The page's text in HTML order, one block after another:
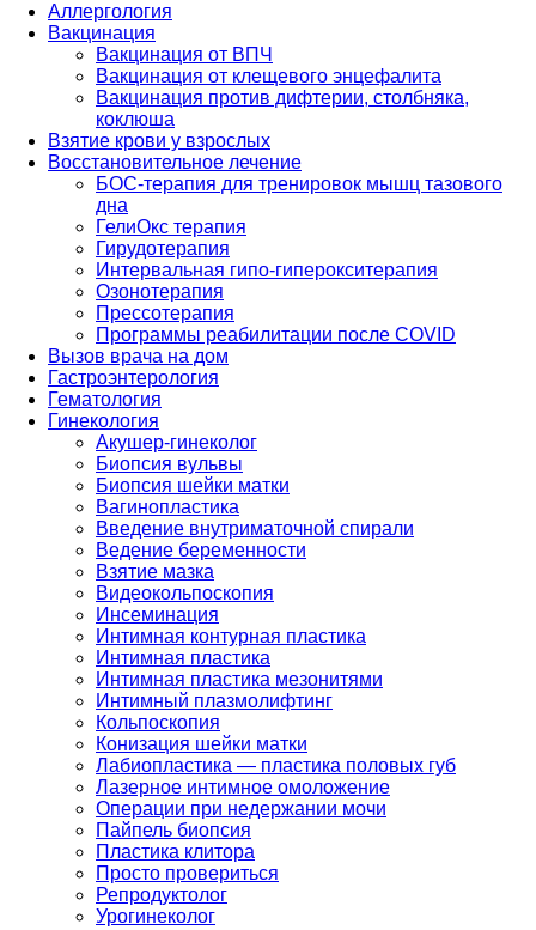
Аллергология
Вакцинация
Вакцинация от ВПЧ
Вакцинация от клещевого энцефалита
Вакцинация против дифтерии, столбняка,
коклюша
Взятие крови у взрослых
Восстановительное лечение
БОС-терапия для тренировок мышц тазового
дна
ГелиОкс терапия
Гирудотерапия
Интервальная гипо-гиперокситерапия
Озонотерапия
Прессотерапия
Программы реабилитации после СOVID
Вызов врача на дом
Гастроэнтерология
Гематология
Гинекология
Акушер-гинеколог
Биопсия вульвы
Биопсия шейки матки
Вагинопластика
Введение внутриматочной спирали
Ведение беременности
Взятие мазка
Видеокольпоскопия
Инсеминация
Интимная контурная пластика
Интимная пластика
Интимная пластика мезонитями
Интимный плазмолифтинг
Кольпоскопия
Конизация шейки матки
Лабиопластика — пластика половых губ
Лазерное интимное омоложение
Операции при недержании мочи
Пайпель биопсия
Пластика клитора
Просто провериться
Репродуктолог
Урогинеколог